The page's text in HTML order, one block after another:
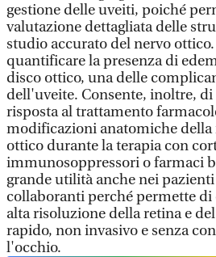
gestione delle uveiti, poiché
valutazione dettagliata delle
studio accurato del nervo ottico.
quantificare la presenza di
disco ottico, una delle
dell'uveite. Consente, inoltre,
risposta al trattamento
modificazioni anatomiche della
ottico durante la terapia con
immunosoppressori o farmaci
grande utilità anche nei
collaboranti perché permette
alta risoluzione della retina e
rapido, non invasivo e senza
l'occhio.